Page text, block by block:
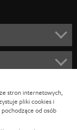
stron internetowych,
pliki cookies i
od osób